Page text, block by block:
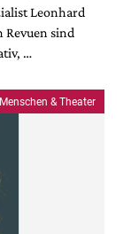
Leonhard
sind
…
Menschen & Theater